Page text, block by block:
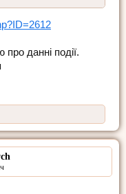
данні події.